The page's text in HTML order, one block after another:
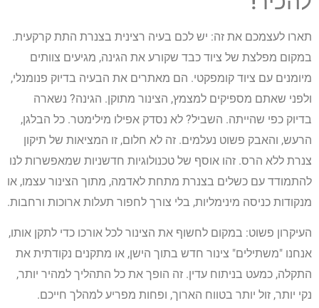
תארו לעצמכם את זה: יש לכם בעיה רצינית בצנרת התת קרקעית.
במקום מפלצת של ציוד כבד שקורע את הגינה, מגיעים צוותים
מיומנים עם ציוד קומפקטי. הם מאתרים את הבעיה בדיוק פנומנלי,
ולפני שאתם מספיקים למצמץ, הצינור מתוקן. הגינה? נשארה
בדיוק כפי שהייתה. השביל? לא נסדק אפילו מילימטר. כל הבלגן,
הרעש, והאבק פשוט נעלמים. זה לא חלום, זו המציאות של תיקון
צנרת ללא הרס. זהו אוסף של טכנולוגיות חדשניות שמאפשרות לנו
להתמודד עם כשלים בצנרת מתחת לאדמה, מתוך הצינור עצמו, או
מנקודות כניסה מינימליות, בלי צורך לחפור תעלות ארוכות ורחבות.
העיקרון פשוט: במקום לחשוף את הצינור לכל אורכו כדי לתקן אותו,
אנחנו "משתילים" צינור חדש בתוך הישן, או מתקנים נקודתית את
התקלה, כמעט בניתוח עדין. זה הופך את כל התהליך למהיר יותר,
נקי יותר, זול יותר בטווח הארוך, ופחות מפריע למהלך חייכם.